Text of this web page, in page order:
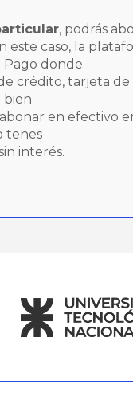
, podrás
este caso, la
Pago donde
crédito, tarjeta
bien
en efectivo
tenes
interés.